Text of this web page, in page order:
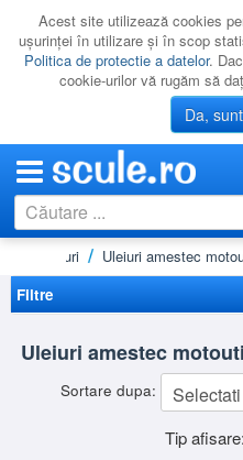
Acest site utilizează cookies
uşurinţei în utilizare şi în scop
Politica de protectie a datelor.
cookie-urilor vă rugăm să
Da,
CATEGORII
PROMOTII
RESIGILATE
LICHIDARE
Uleiuri
Uleiuri amestec
Filtre
Elimina filtrele
Uleiuri amestec
Sortare dupa:
Tip afisare: